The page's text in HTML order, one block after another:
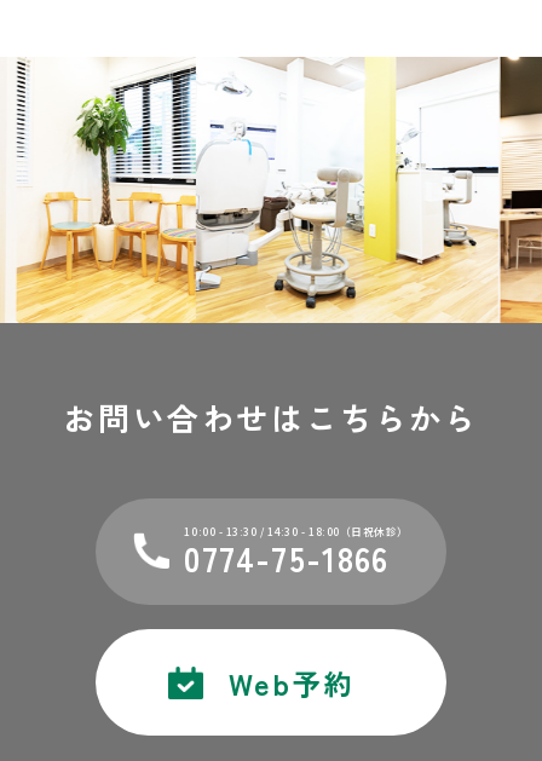
Previous Next
お問い合わせは こちらから
10:00 - 13:30 / 14:30 - 18:00（日祝休診）
0774-75-1866
Web予約